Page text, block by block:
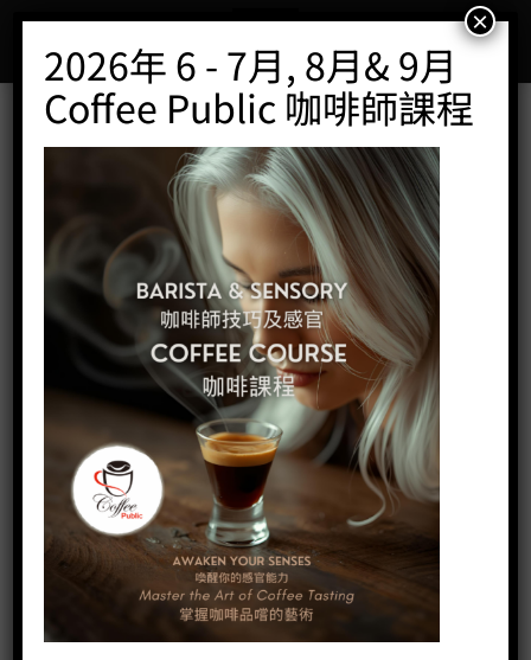
content
/ 咖啡器具 / 清潔用品
2026年 6 - 7月, 8月& 9月
Coffee Public 咖啡師課程
×